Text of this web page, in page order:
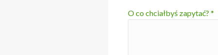
O co chciałbyś zapytać? *